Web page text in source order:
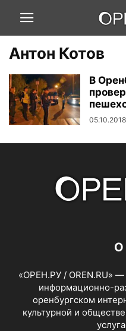
Антон Котов
В
05.10.2018
О
«ОРЕН.РУ / OREN.RU»
информационно-
оренбургском
культурной и